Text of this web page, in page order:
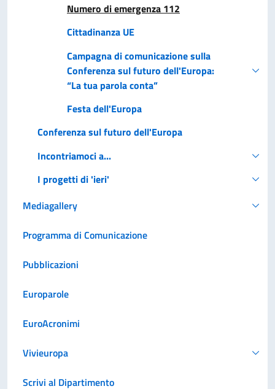
Numero di emergenza 112
Cittadinanza UE
Campagna di comunicazione sulla
Conferenza sul futuro dell'Europa:
“La tua parola conta”
Festa dell'Europa
Conferenza sul futuro dell'Europa
Incontriamoci a...
I progetti di 'ieri'
Mediagallery
Programma di Comunicazione
Pubblicazioni
Europarole
EuroAcronimi
Vivieuropa
Scrivi al Dipartimento